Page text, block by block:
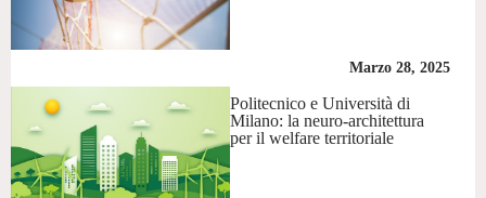
Marzo 28, 2025
Politecnico e Università di
Milano: la neuro-architettura
per il welfare territoriale